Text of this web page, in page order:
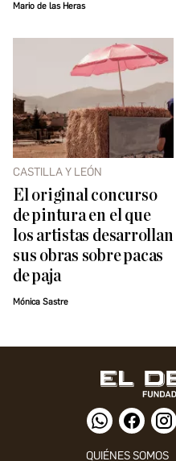
Mario de las Heras
CASTILLA Y LEÓN
El original concurso
de pintura en el que
los artistas desarrollan
sus obras sobre pacas
de paja
Mónica Sastre
QUIÉNES SOMOS